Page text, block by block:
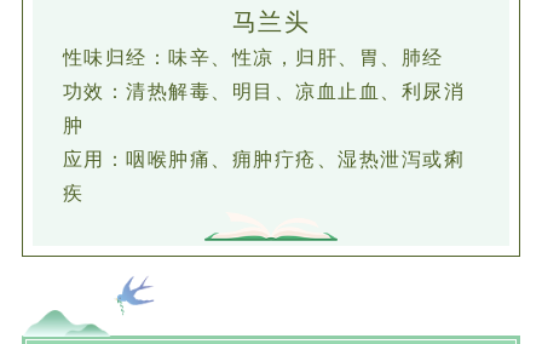
马兰头
性味归经：味辛、性凉，归肝、胃、肺经
功效：清热解毒、明目、凉血止血、利尿消
肿
应用：咽喉肿痛、痈肿疔疮、湿热泄泻或痢
疾